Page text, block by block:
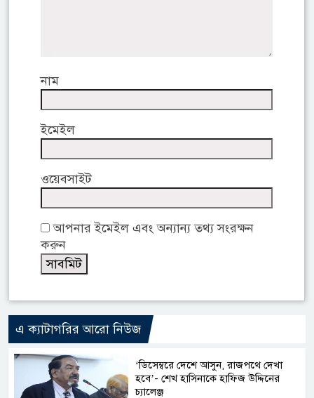
নাম
ইমেইল
ওয়েবসাইট
আপনার ইমেইল এবং অন্যান্য তথ্য সংরক্ষন
করুন
এ ক্যাটাগরির আরো নিউজ
‘ডিসেম্বরে দেশে আসুন, রাজপথে দেখা
হবে’- শেখ হাসিনাকে হাফিজ উদ্দিনের
চ্যালেঞ্জ